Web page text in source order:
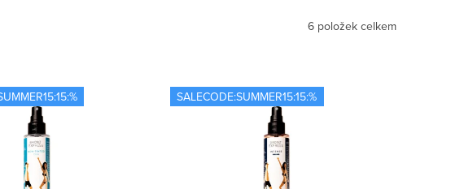
6 položek celkem
SALECODE:SUMMER15:15:%